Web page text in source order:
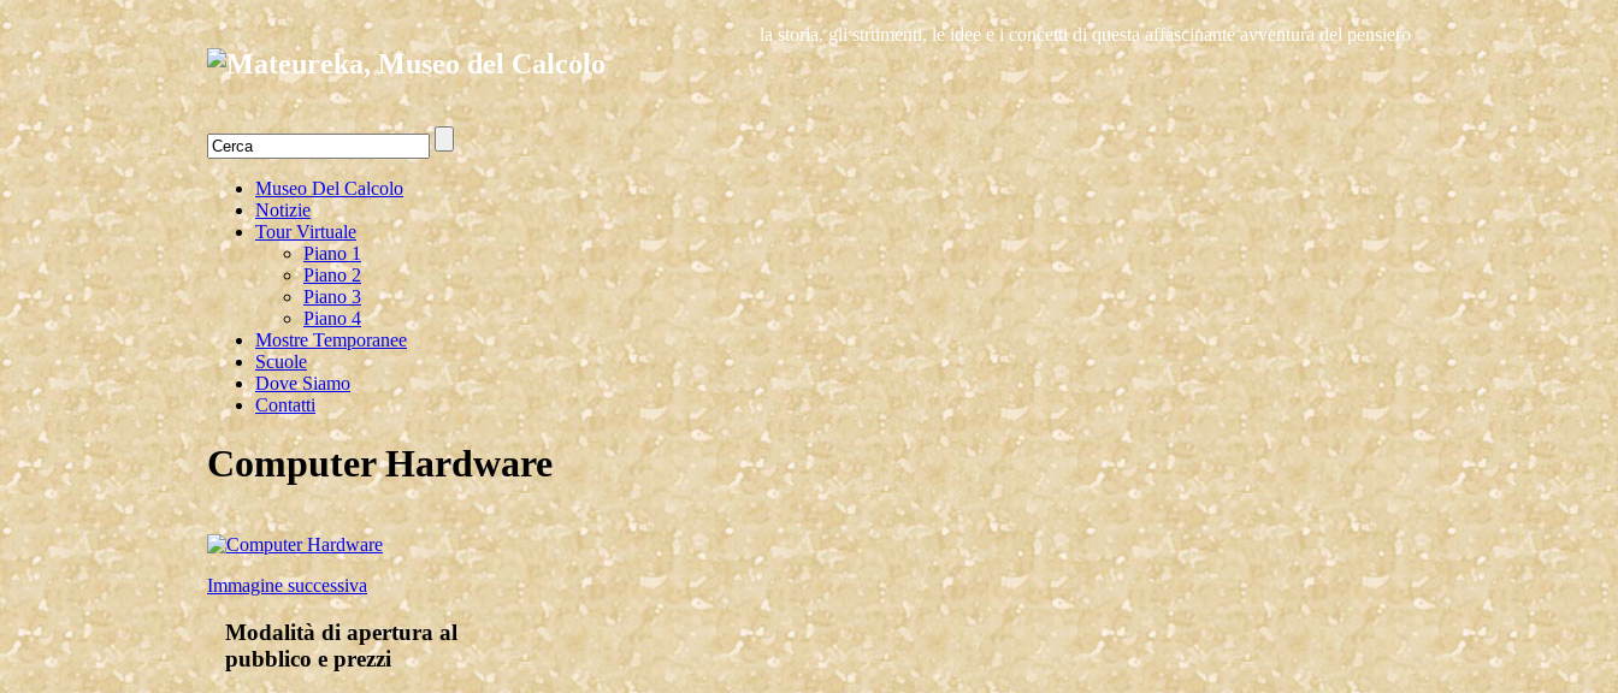
la storia, gli strumenti, le idee e i concetti di questa affascinante avventura del pensiero
Museo Del Calcolo
Notizie
Tour Virtuale
Piano 1
Piano 2
Piano 3
Piano 4
Mostre Temporanee
Scuole
Dove Siamo
Contatti
Computer Hardware
Immagine successiva
Modalità di apertura al
pubblico e prezzi